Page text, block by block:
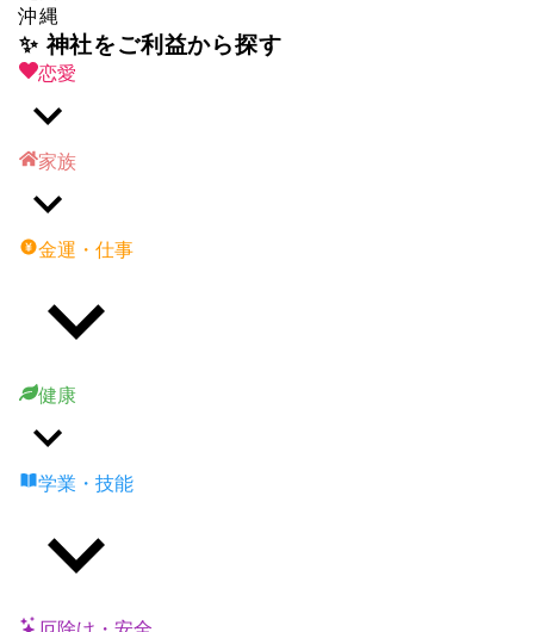
沖縄
✨ 神社をご利益から探す
恋愛
家族
金運・仕事
健康
学業・技能